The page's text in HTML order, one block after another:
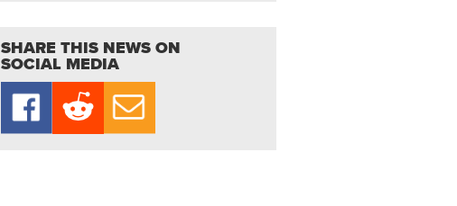
SHARE THIS NEWS ON
SOCIAL MEDIA